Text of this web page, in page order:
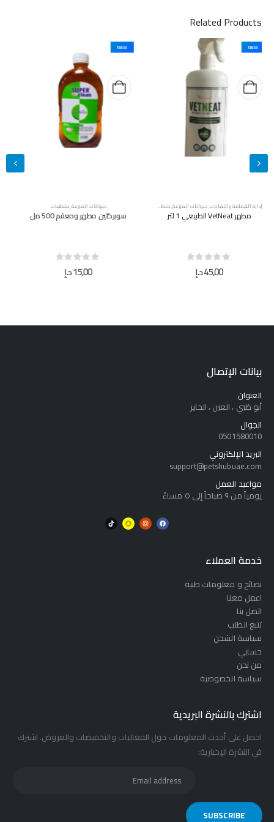
Related Products
NEW
حيوانات المزرعة,منظفات
سوبركلين مطهر ومعقم 500 مل
0
out of 5
15,00د.إ
NEW
حيوانات المزرعة,منظفات
سوبركلين مطهر ومعقم 5 لتر
0
out of 5
40,00د.إ
بيانات الإتصال
العنوان
أبو ظبي ، العين ، الحاير
الجوال
0501580010
البريد الإلكتروني
support@petshubuae.com
مواعيد العمل
يومياً من ٩ صباحاً إلى ٥ مساءً
خدمة العملاء
نصائح و معلومات طبية
اعمل معنا
اتصل بنا
تتبع الطلب
سياسة الشحن
حسابي
من نحن
سياسة الخصوصية
اشترك بالنشرة البريدية
احصل على أحدث المعلومات حول الفعاليات والتخفيضات والعروض. اشترك
في النشرة الإخبارية: